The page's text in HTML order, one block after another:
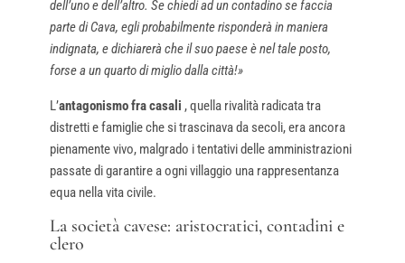
dell’uno e dell’altro. Se chiedi ad un contadino se faccia
parte di Cava, egli probabilmente risponderà in maniera
indignata, e dichiarerà che il suo paese è nel tale posto,
forse a un quarto di miglio dalla città!»
L’antagonismo fra casali , quella rivalità radicata tra
distretti e famiglie che si trascinava da secoli, era ancora
pienamente vivo, malgrado i tentativi delle amministrazioni
passate di garantire a ogni villaggio una rappresentanza
equa nella vita civile.
La società cavese: aristocratici, contadini e
clero